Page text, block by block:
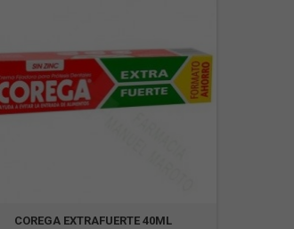
COREGA EXTRAFUERTE 40ML